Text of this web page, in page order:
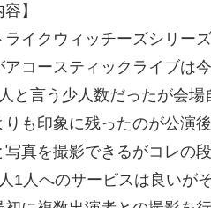
】
ライクウィッチーズシリー
アコースティックライブは今
と言う少人数だったが会場
りも印象に残ったのが公演後
写真を撮影できるがコレの
1人へのサービスは良いが